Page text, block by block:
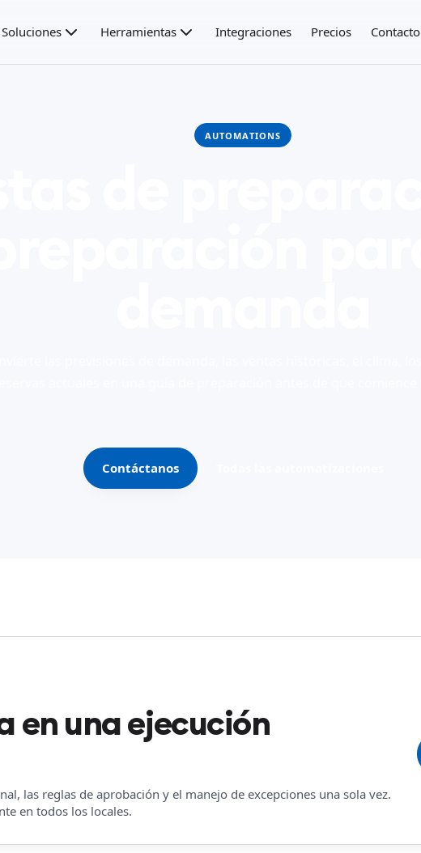
Soluciones Herramientas Integraciones Precios Contacto
AUTOMATIONS
Contáctanos
en una ejecución
las reglas de aprobación y el manejo de excepciones una sola vez.
en todos los locales.